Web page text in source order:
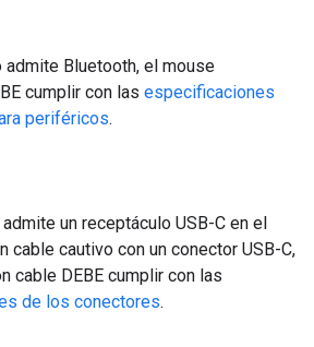
admite Bluetooth, el mouse
cumplir con las especificaciones
periféricos.
un receptáculo USB-C en el
cable cautivo con un conector USB-C,
cable DEBE cumplir con las
de los conectores.